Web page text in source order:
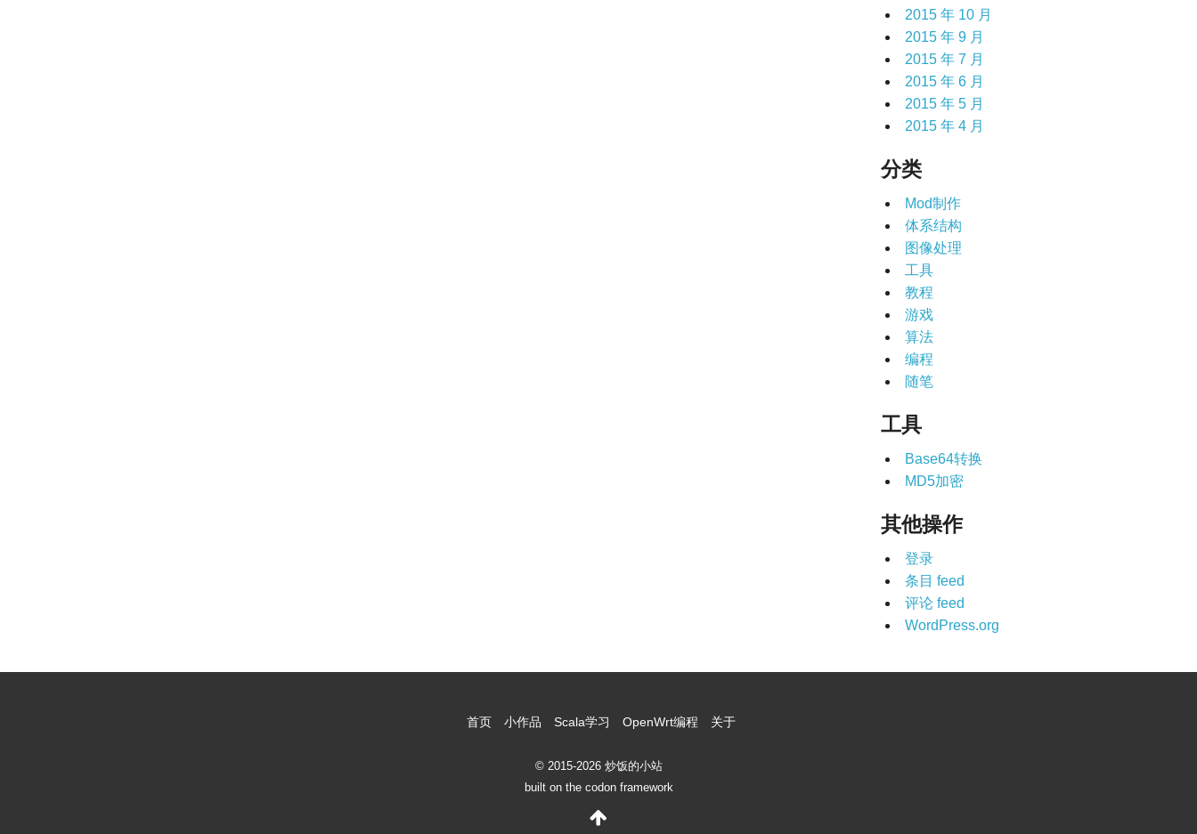
2015 年 10 月
2015 年 9 月
2015 年 7 月
2015 年 6 月
2015 年 5 月
2015 年 4 月
分类
Mod制作
体系结构
图像处理
工具
教程
游戏
算法
编程
随笔
工具
Base64转换
MD5加密
其他操作
登录
条目 feed
评论 feed
WordPress.org
首页 小作品 Scala学习 OpenWrt编程 关于
© 2015-2026 炒饭的小站
built on the codon framework